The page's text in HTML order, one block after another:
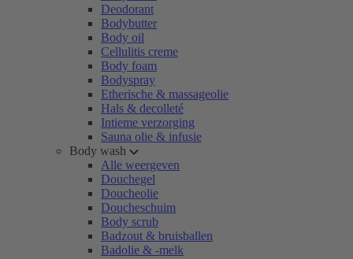
Deodorant
Bodybutter
Body oil
Cellulitis creme
Body foam
Bodyspray
Etherische & massageolie
Hals & decolleté
Intieme verzorging
Sauna olie & infusie
Body wash
Alle weergeven
Douchegel
Doucheolie
Doucheschuim
Body scrub
Badzout & bruisballen
Badolie & -melk